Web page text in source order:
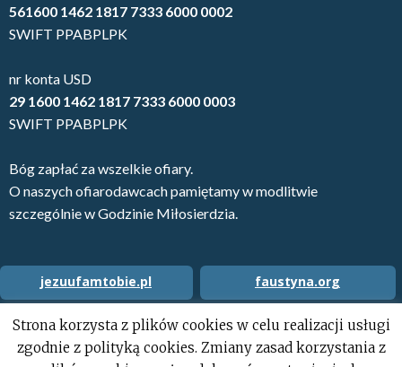
Strona korzysta z plików cookies w celu realizacji usługi
zgodnie z polityką cookies. Zmiany zasad korzystania z
561600 1462 1817 7333 6000 0002
SWIFT PPABPLPK
nr konta USD
29 1600 1462 1817 7333 6000 0003
SWIFT PPABPLPK
Bóg zapłać za wszelkie ofiary.
O naszych ofiarodawcach pamiętamy w modlitwie
szczególnie w Godzinie Miłosierdzia.
jezuufamtobie.pl faustyna.org
hospisas.lt www.mostdonieba.pl